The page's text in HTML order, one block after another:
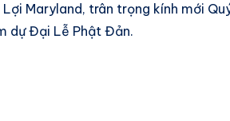
Maryland, trân trọng kính mới
dự Đại Lễ Phật Đản.